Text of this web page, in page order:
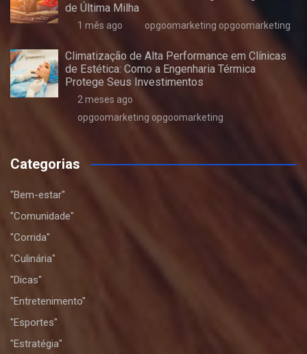
de Última Milha
1 mês ago opgoomarketing opgoomarketing
Climatização de Alta Performance em Clínicas
de Estética: Como a Engenharia Térmica
Protege Seus Investimentos
2 meses ago
opgoomarketing opgoomarketing
Categorias
"Bem-estar"
"Comunidade"
"Corrida"
"Culinária"
"Dicas"
"Entretenimento"
"Esportes"
"Estratégia"